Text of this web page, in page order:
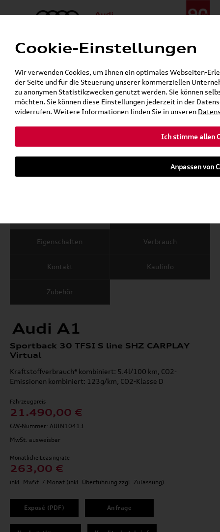
Menü
24h-Pannenhilfe:+49 (0)171 / 870 72 87
Gerade geschlossen
Verkauf:
Mo. - Fr. 08:00 - 19:00 Uhr Sa. 09:00 - 13:00 Uhr
Service:Mo. - Fr. 06:00 - 20:00 Uhr Sa. 08:00 - 13:00 Uhr
Fahrzeug
Parkhaus
Eigenschaften Verbrauch
Kontakt Kaufinfo
Zubehör
Audi A1
Sportback 30 TFSI S line SHZ CARPLAY
Virtual
Kraftstoffverbrauch* kombiniert: 5.4l/100 km, CO2-
Emissionen kombiniert: 123g/km, CO2-Klasse D
Fahrzeugpreis
21.490,00 €
GW-Nummer: AUIN10413
MwSt. ausweisbar
Monatliche Leasingrate
263,00 €
inkl. MwSt. / Monat (inkl. Überführung zzgl. Zulassung)
Exposé (PDF) Anfrage
Cookie-Einstellungen
Wir verwenden Cookies, um Ihnen ein optimales Webseiten-
der Seite und für die Steuerung unserer kommerziellen
zu anonymen Statistikzwecken genutzt werden. Sie können
möchten. Sie können diese Einstellungen jederzeit in der
widerrufen. Weitere Informationen finden Sie in unseren
Ich stimme allen
Anpassen von